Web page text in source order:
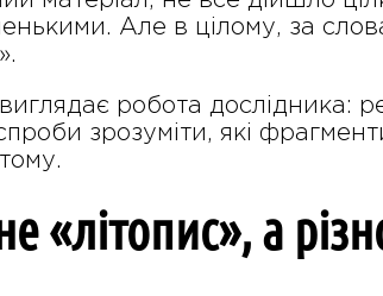
Але в цілому, за
робота дослідника:
спроби зрозуміти, які
«літопис», а